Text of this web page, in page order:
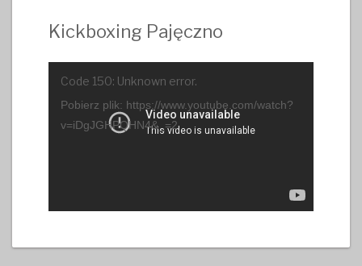
Kickboxing Pajęczno
Code 150: Unknown error.
Pobierz plik: https://www.youtube.com/watch?
v=iDgJGHPQHN4&_=2